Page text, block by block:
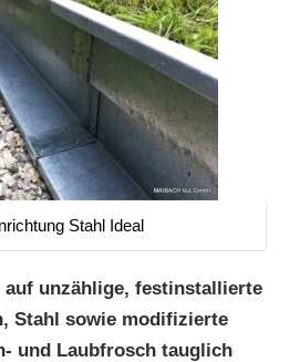
Stahl Ideal
auf unzählige, festinstallierte
Stahl sowie modifizierte
und Laubfrosch tauglich